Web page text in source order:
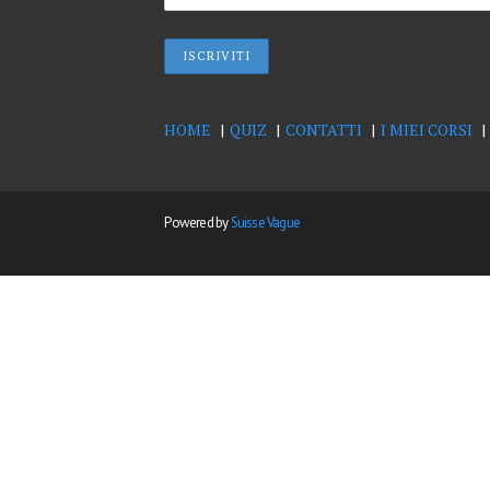
HOME QUIZ CONTATTI I MIEI CORSI
Powered bySuisse Vague